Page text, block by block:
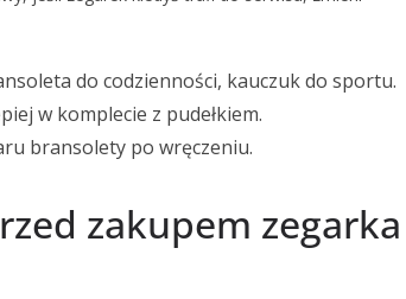
do codzienności, kauczuk do sportu.
w komplecie z pudełkiem.
bransolety po wręczeniu.
zakupem zegarka